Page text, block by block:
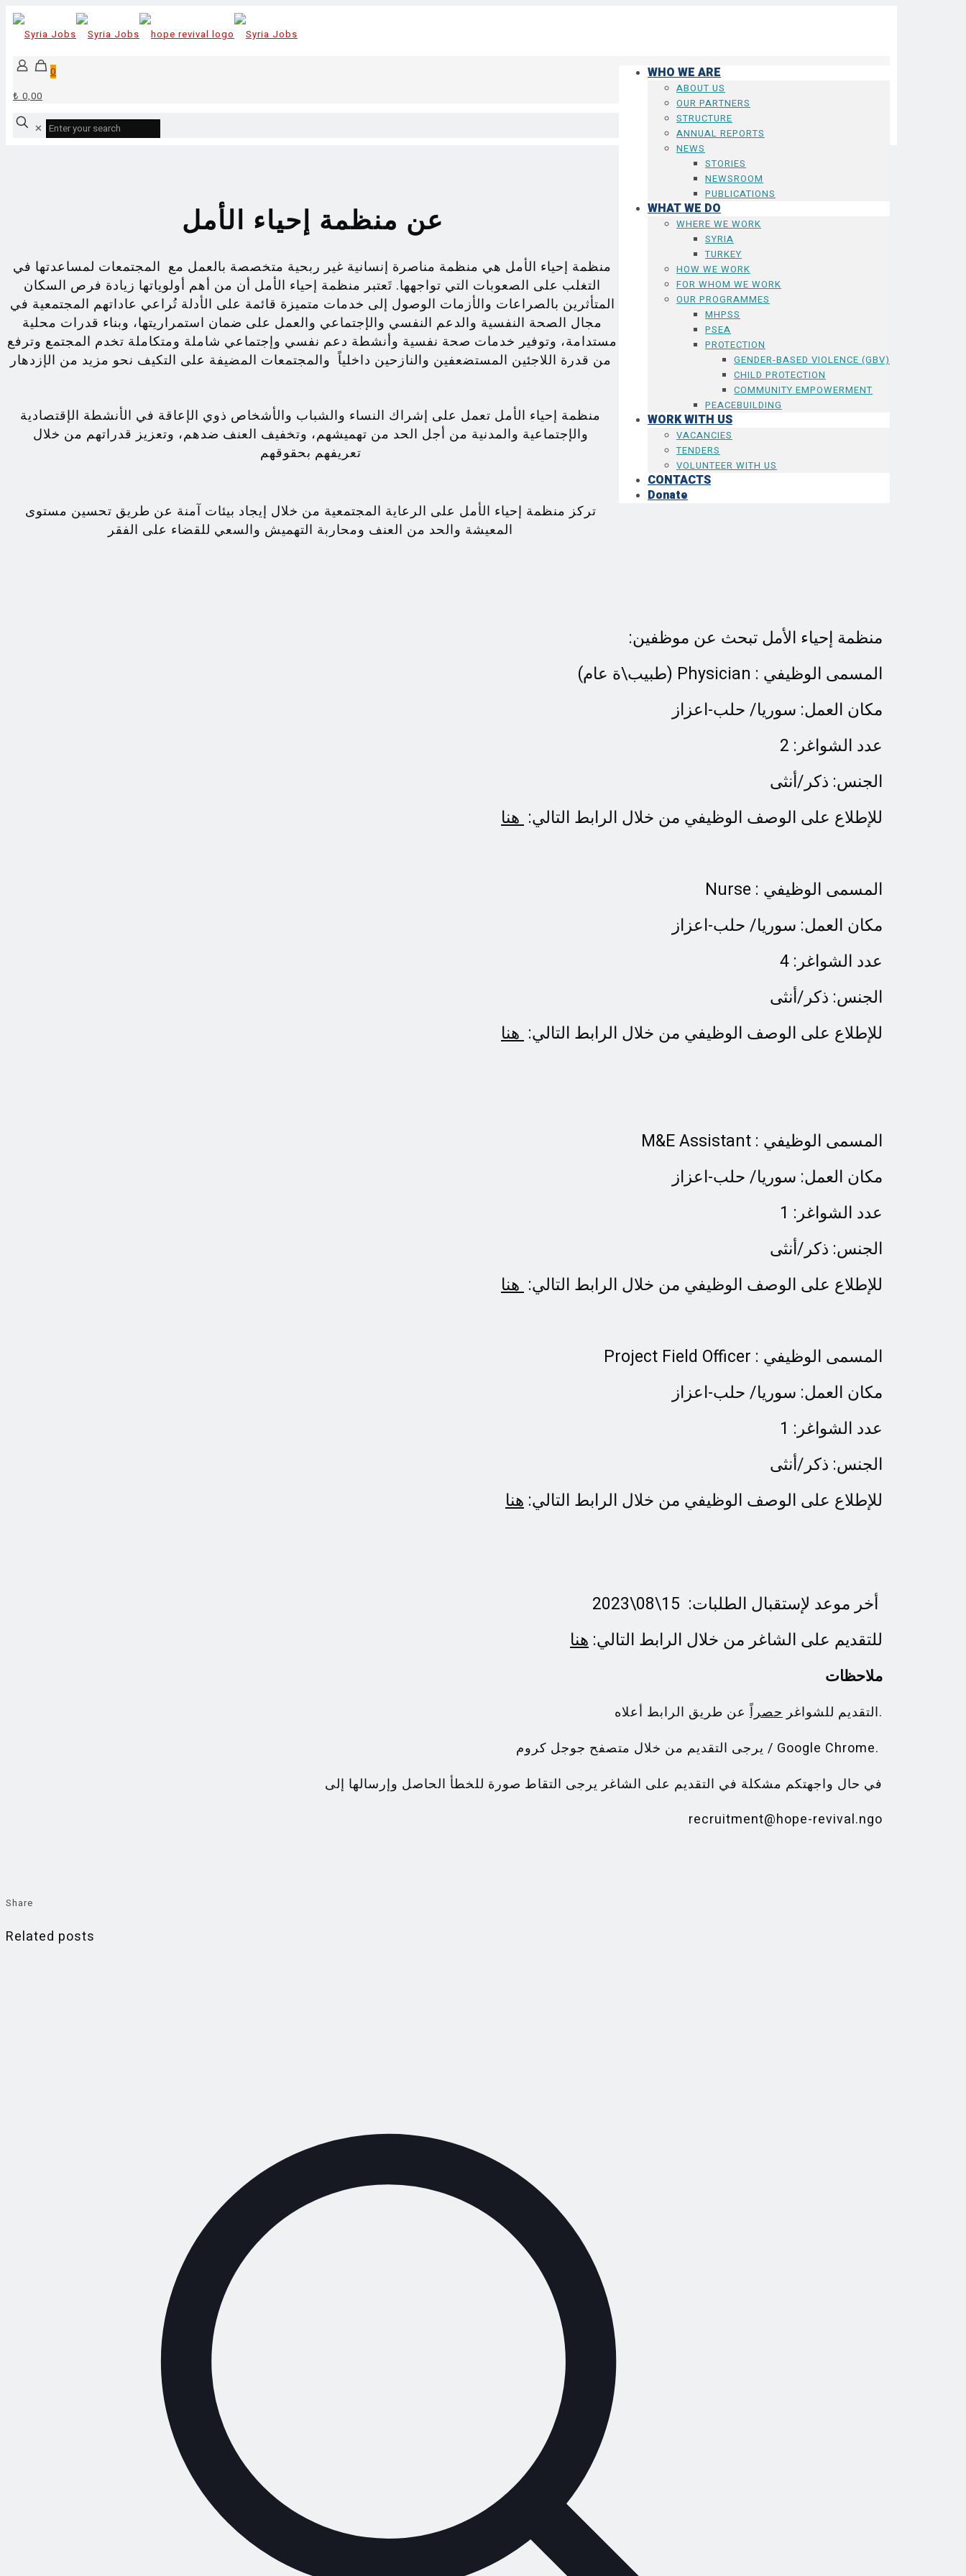
WHO WE ARE
ABOUT US
OUR PARTNERS
STRUCTURE
ANNUAL REPORTS
NEWS
STORIES
NEWSROOM
PUBLICATIONS
WHAT WE DO
WHERE WE WORK
SYRIA
TURKEY
HOW WE WORK
FOR WHOM WE WORK
OUR PROGRAMMES
MHPSS
PSEA
PROTECTION
GENDER-BASED VIOLENCE (GBV)
CHILD PROTECTION
COMMUNITY EMPOWERMENT
PEACEBUILDING
WORK WITH US
VACANCIES
TENDERS
VOLUNTEER WITH US
CONTACTS
Donate
0
₺ 0,00
✕
عن منظمة إحياء الأمل
منظمة إحياء الأمل هي منظمة مناصرة إنسانية غير ربحية متخصصة بالعمل مع المجتمعات لمساعدتها في
التغلب على الصعوبات التي تواجهها. تَعتبر منظمة إحياء الأمل أن من أهم أولوياتها زيادة فرص السكان
المتأثرين بالصراعات والأزمات الوصول إلى خدمات متميزة قائمة على الأدلة تُراعي عاداتهم المجتمعية في
مجال الصحة النفسية والدعم النفسي والإجتماعي والعمل على ضمان استمراريتها، وبناء قدرات محلية
مستدامة، وتوفير خدمات صحة نفسية وأنشطة دعم نفسي وإجتماعي شاملة ومتكاملة تخدم المجتمع وترفع
منظمة إحياء الأمل تعمل على إشراك النساء والشباب والأشخاص ذوي الإعاقة في الأنشطة الإقتصادية
والإجتماعية والمدنية من أجل الحد من تهميشهم، وتخفيف العنف ضدهم، وتعزيز قدراتهم من خلال
تعريفهم بحقوقهم
تركز منظمة إحياء الأمل على الرعاية المجتمعية من خلال إيجاد بيئات آمنة عن طريق تحسين مستوى
المعيشة والحد من العنف ومحاربة التهميش والسعي للقضاء على الفقر
:منظمة إحياء الأمل تبحث عن موظفين
(طبيب\ة عام) Physician : المسمى الوظيفي
مكان العمل: سوريا/ حلب-اعزاز
عدد الشواغر: 2
الجنس: ذكر/أنثى
للإطلاع على الوصف الوظيفي من خلال الرابط التالي: هنا
Nurse : المسمى الوظيفي
مكان العمل: سوريا/ حلب-اعزاز
عدد الشواغر: 4
الجنس: ذكر/أنثى
للإطلاع على الوصف الوظيفي من خلال الرابط التالي: هنا
M&E Assistant : المسمى الوظيفي
مكان العمل: سوريا/ حلب-اعزاز
عدد الشواغر: 1
الجنس: ذكر/أنثى
للإطلاع على الوصف الوظيفي من خلال الرابط التالي: هنا
Project Field Officer : المسمى الوظيفي
مكان العمل: سوريا/ حلب-اعزاز
عدد الشواغر: 1
الجنس: ذكر/أنثى
للإطلاع على الوصف الوظيفي من خلال الرابط التالي: هنا
للتقديم على الشاغر من خلال الرابط التالي: هنا
ملاحظات
التقديم للشواغر حصراً
عن طريق الرابط أعلاه.
يرجى التقديم من خلال متصفح جوجل كروم / Google Chrome.
في حال واجهتكم مشكلة في التقديم على الشاغر يرجى التقاط صورة للخطأ الحاصل وإرسالها إلى
recruitment@hope-revival.ngo
Share
Related posts